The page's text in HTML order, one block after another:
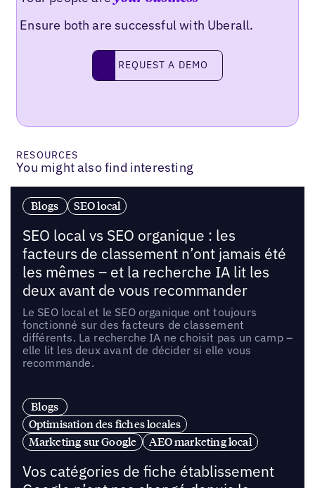
Ensure both are successful with Uberall.
Request a demo
REQUEST A DEMO
RESOURCES
You might also find interesting
Blogs SEO local
SEO local vs SEO organique : les
facteurs de classement n’ont jamais été
les mêmes – et la recherche IA lit les
deux avant de vous recommander
Le SEO local et le SEO organique ont toujours
fonctionné sur des facteurs de classement
différents. La recherche IA ne choisit pas un camp –
elle lit les deux avant de décider si elle vous
recommande.
Blogs
Optimisation des fiches locales
Marketing sur Google
AEO marketing local
Vos catégories de fiche établissement